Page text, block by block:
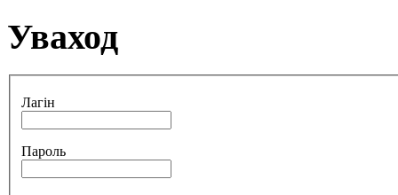
Уваход
Лагін
Пароль